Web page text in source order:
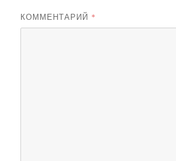
КОММЕНТАРИЙ *